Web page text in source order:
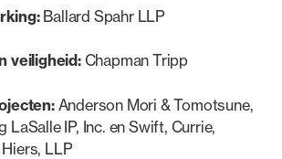
Ballard Spahr LLP
veiligheid:Chapman Tripp
Anderson Mori & Tomotsune,
LaSalle IP, Inc. en Swift, Currie,
LLP